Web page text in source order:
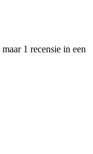
1 recensie in een